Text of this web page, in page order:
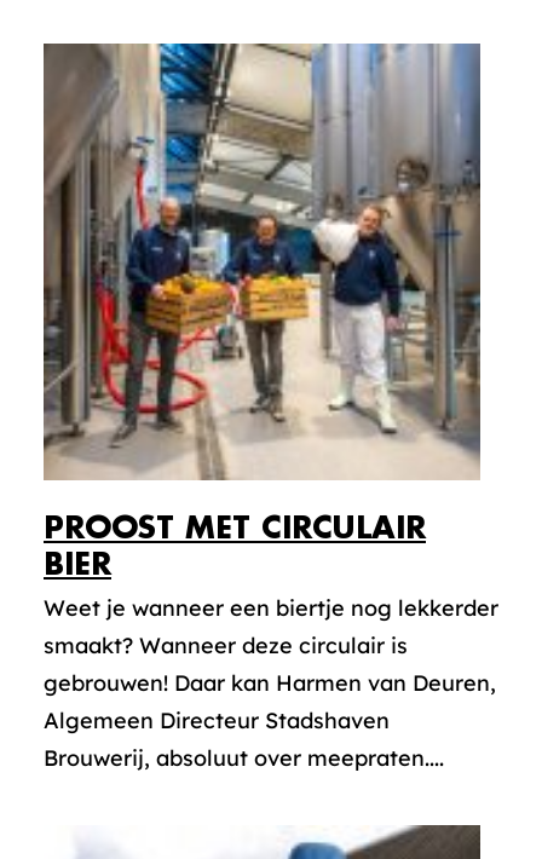
PROOST MET CIRCULAIR
BIER
Weet je wanneer een biertje nog lekkerder
smaakt? Wanneer deze circulair is
gebrouwen! Daar kan Harmen van Deuren,
Algemeen Directeur Stadshaven
Brouwerij, absoluut over meepraten....